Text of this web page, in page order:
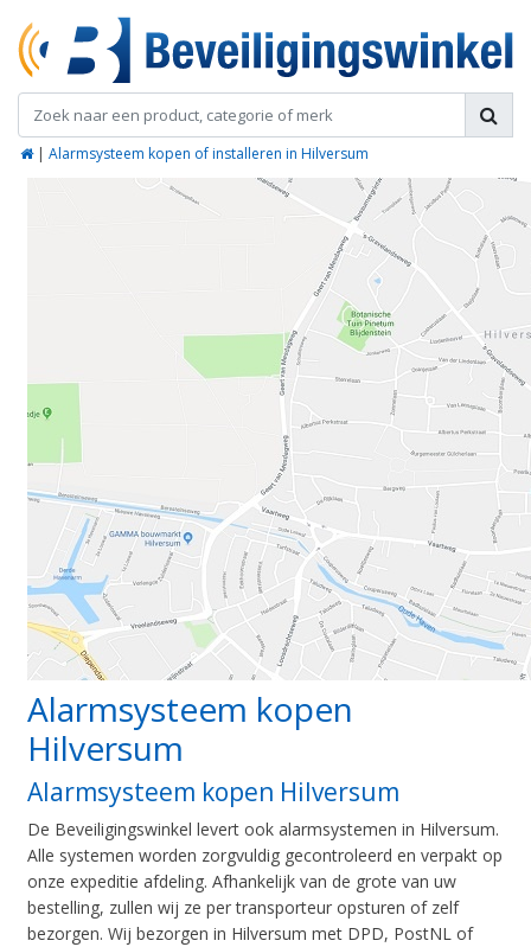
| Alarmsysteem kopen of installeren in Hilversum
Alarmsysteem kopen
Hilversum
Alarmsysteem kopen Hilversum
De Beveiligingswinkel levert ook alarmsystemen in Hilversum.
Alle systemen worden zorgvuldig gecontroleerd en verpakt op
onze expeditie afdeling. Afhankelijk van de grote van uw
bestelling, zullen wij ze per transporteur opsturen of zelf
bezorgen. Wij bezorgen in Hilversum met DPD, PostNL of